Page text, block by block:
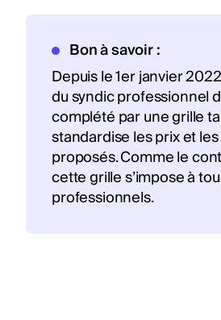
Bon à savoir :
Depuis le 1er janvier
du syndic professionnel
complété par une grille
standardise les prix et
proposés. Comme le
cette grille s’impose à
professionnels.